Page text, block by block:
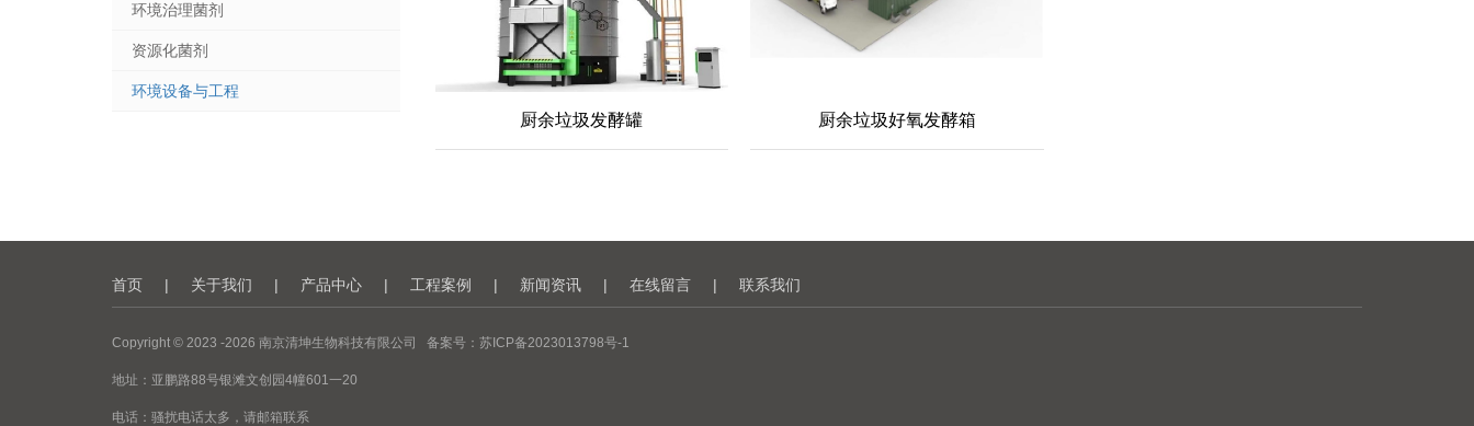
厨余垃圾发酵罐 厨余垃圾好氧发酵箱
环境治理菌剂
资源化菌剂
环境设备与工程
首页 | 关于我们 | 产品中心 | 工程案例 | 新闻资讯 | 在线留言 | 联系我们
Copyright © 2023 -2026 南京清坤生物科技有限公司 备案号： 苏ICP备2023013798号-1
地址：亚鹏路88号银滩文创园4幢601一20
电话：骚扰电话太多，请邮箱联系